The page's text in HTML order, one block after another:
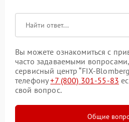
Вы можете ознакомиться с
часто задаваемыми
сервисный центр “FIX-
телефону+7 (800) 301-55-83
свой вопрос.
Общие